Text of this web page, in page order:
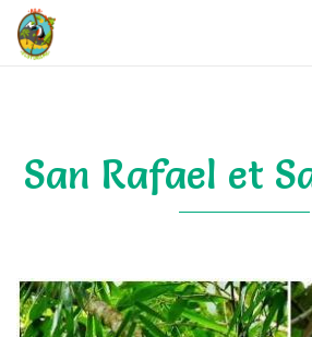
San Rafael et